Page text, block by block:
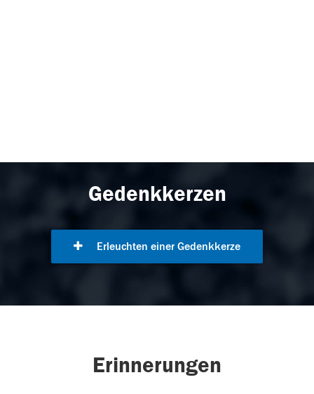
Gedenkkerzen
Erleuchten einer Gedenkkerze
Erinnerungen